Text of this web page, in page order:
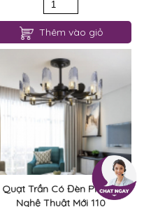
Thêm vào giỏ
Quạt Trần Có Đèn Pha Lê
Nghệ Thuật Mới 110